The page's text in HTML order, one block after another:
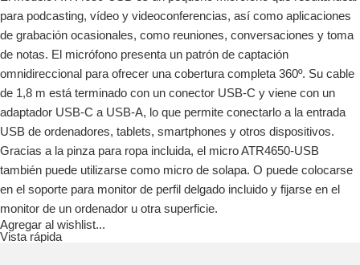
para podcasting, vídeo y videoconferencias, así como aplicaciones
de grabación ocasionales, como reuniones, conversaciones y toma
de notas. El micrófono presenta un patrón de captación
omnidireccional para ofrecer una cobertura completa 360º. Su cable
de 1,8 m está terminado con un conector USB-C y viene con un
adaptador USB-C a USB-A, lo que permite conectarlo a la entrada
USB de ordenadores, tablets, smartphones y otros dispositivos.
Gracias a la pinza para ropa incluida, el micro ATR4650-USB
también puede utilizarse como micro de solapa. O puede colocarse
en el soporte para monitor de perfil delgado incluido y fijarse en el
monitor de un ordenador u otra superficie.
Agregar al wishlist...
Vista rápida